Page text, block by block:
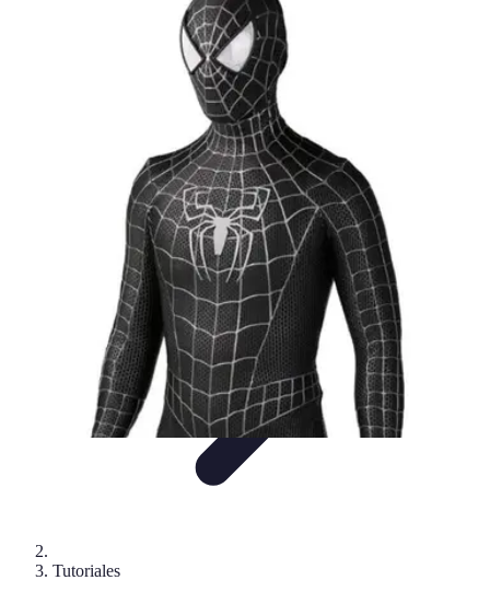
Guías y
ComparativosDisfraces Clásicos
Tutoriales